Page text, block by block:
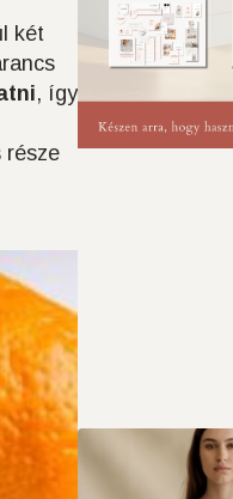
két
, így
része